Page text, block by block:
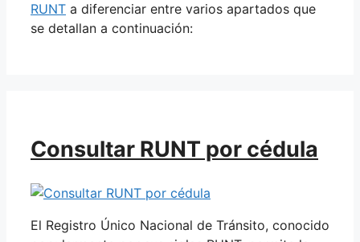
RUNT a diferenciar entre varios apartados que
se detallan a continuación:
Consultar RUNT por cédula
El Registro Único Nacional de Tránsito, conocido